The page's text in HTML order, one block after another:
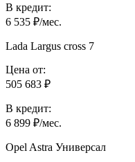
В кредит:
6 535 ₽/мес.
Lada Largus cross 7
Цена от:
505 683 ₽
В кредит:
6 899 ₽/мес.
Opel Astra Универсал